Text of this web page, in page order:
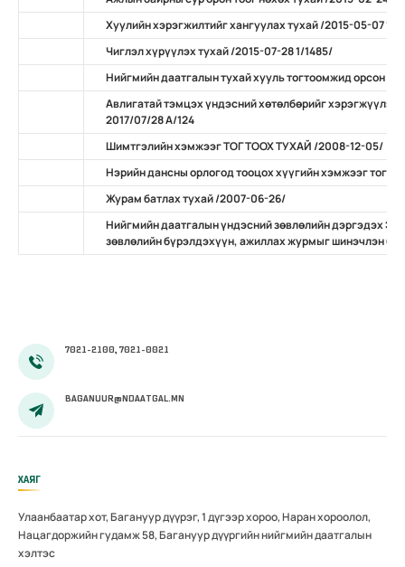
Хуулийн хэрэгжилтийг хангуулах тухай /2015-05-07 11/
Чиглэл хүрүүлэх тухай /2015-07-28 1/1485/
Нийгмийн даатгалын тухай хууль тогтоомжид орсон
Авлигатай тэмцэх үндэсний хөтөлбөрийг хэрэгжүүлэх
2017/07/28 А/124
Шимтгэлийн хэмжээг ТОГТООХ ТУХАЙ /2008-12-05/
Нэрийн дансны орлогод тооцох хүүгийн хэмжээг
Журам батлах тухай /2007-06-26/
Нийгмийн даатгалын үндэсний зөвлөлийн дэргэдэх
зөвлөлийн бүрэлдэхүүн, ажиллах журмыг шинэчлэн
7021-2100, 7021-0021
BAGANUUR@NDAATGAL.MN
ХАЯГ
Улаанбаатар хот, Багануур дүүрэг, 1 дүгээр хороо, Наран хороолол,
Нацагдоржийн гудамж 58, Багануур дүүргийн нийгмийн даатгалын
хэлтэс